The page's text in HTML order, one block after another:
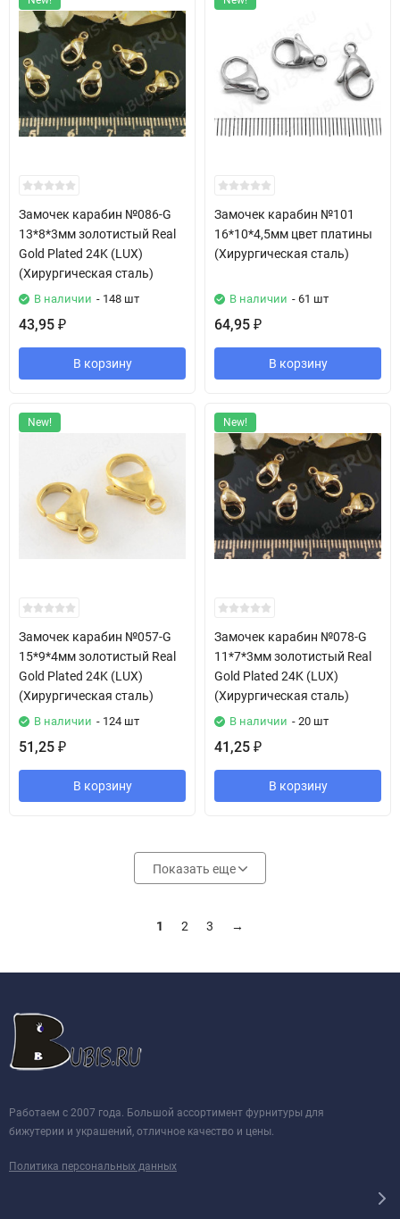
Замочек карабин №086-G
13*8*3мм золотистый Real
Gold Plated 24K (LUX)
(Хирургическая сталь)
В наличии - 148 шт
43,95 ₽
В корзину
Замочек карабин №101
16*10*4,5мм цвет платины
(Хирургическая сталь)
В наличии - 61 шт
64,95 ₽
В корзину
New!
Замочек карабин №057-G
15*9*4мм золотистый Real
Gold Plated 24K (LUX)
(Хирургическая сталь)
В наличии - 124 шт
51,25 ₽
В корзину
New!
Замочек карабин №078-G
11*7*3мм золотистый Real
Gold Plated 24K (LUX)
(Хирургическая сталь)
В наличии - 20 шт
41,25 ₽
В корзину
Показать еще
1 2 3 →
Работаем с 2007 года. Большой ассортимент фурнитуры для
бижутерии и украшений, отличное качество и цены.
Политика персональных данных